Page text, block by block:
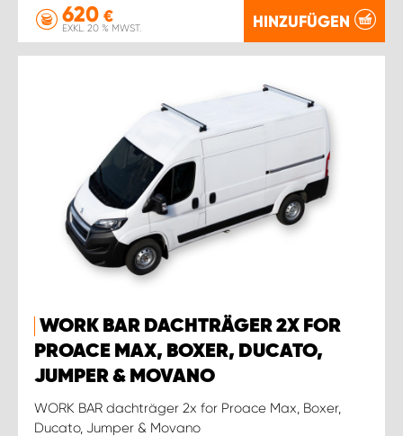
620 €
EXKL. 20 % MWST. HINZUFÜGEN
WORK BAR DACHTRÄGER 2X FOR
PROACE MAX, BOXER, DUCATO,
JUMPER & MOVANO
WORK BAR dachträger 2x for Proace Max, Boxer,
Ducato, Jumper & Movano